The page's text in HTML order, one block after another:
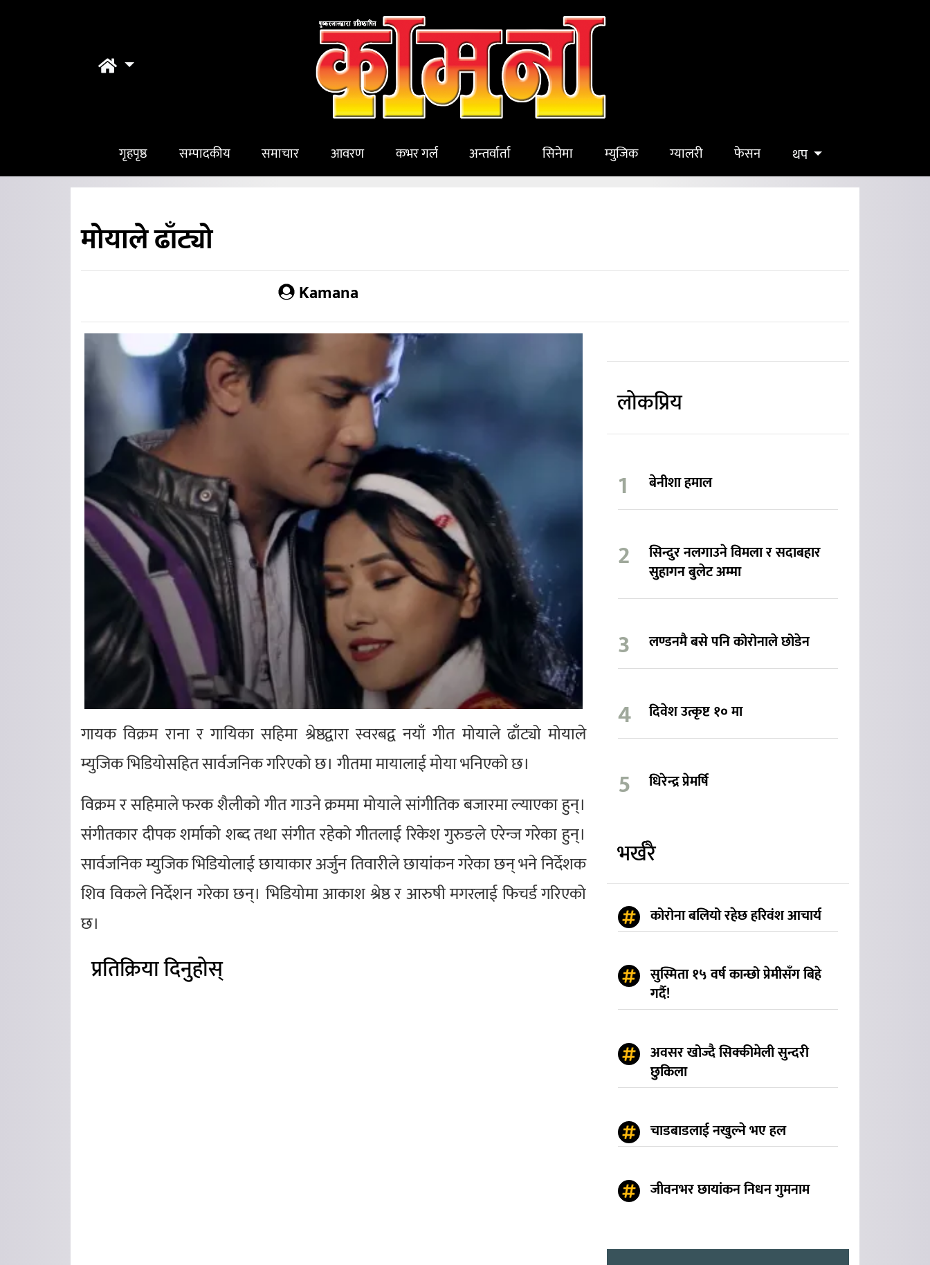
गृहपृष्ठ सम्पादकीय समाचार आवरण कभर गर्ल अन्तर्वार्ता सिनेमा म्युजिक ग्यालरी फेसन थप
मोयाले ढाँट्यो
Kamana
गायक विक्रम राना र गायिका सहिमा श्रेष्ठद्वारा स्वरबद्व नयाँ गीत मोयाले ढाँट्यो मोयाले
म्युजिक भिडियोसहित सार्वजनिक गरिएको छ। गीतमा मायालाई मोया भनिएको छ।
विक्रम र सहिमाले फरक शैलीको गीत गाउने क्रममा मोयाले सांगीतिक बजारमा ल्याएका हुन्।
संगीतकार दीपक शर्माको शब्द तथा संगीत रहेको गीतलाई रिकेश गुरुङले एरेन्ज गरेका हुन्।
सार्वजनिक म्युजिक भिडियोलाई छायाकार अर्जुन तिवारीले छायांकन गरेका छन् भने निर्देशक
शिव विकले निर्देशन गरेका छन्। भिडियोमा आकाश श्रेष्ठ र आरुषी मगरलाई फिचर्ड गरिएको
छ।
प्रतिक्रिया दिनुहोस्
लोकप्रिय
बेनीशा हमाल
सिन्दुर नलगाउने विमला र सदाबहार
सुहागन बुलेट अम्मा
लण्डनमै बसे पनि कोरोनाले छोडेन
दिवेश उत्कृष्ट १० मा
धिरेन्द्र प्रेमर्षि
भर्खरै
कोरोना बलियो रहेछ हरिवंश आचार्य
सुस्मिता १५ वर्ष कान्छो प्रेमीसँग बिहे
गर्दै!
अवसर खोज्दै सिक्कीमेली सुन्दरी
छुकिला
चाडबाडलाई नखुल्ने भए हल
जीवनभर छायांकन निधन गुमनाम